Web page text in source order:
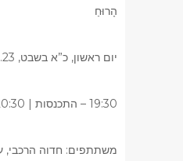
הָרוּחַ
יום ראשון, כ”א בשבט, 12.2.23
19:30 – התכנסות | 20:30 – תחילת אירוע
משתתפים: חדוה הרכבי,